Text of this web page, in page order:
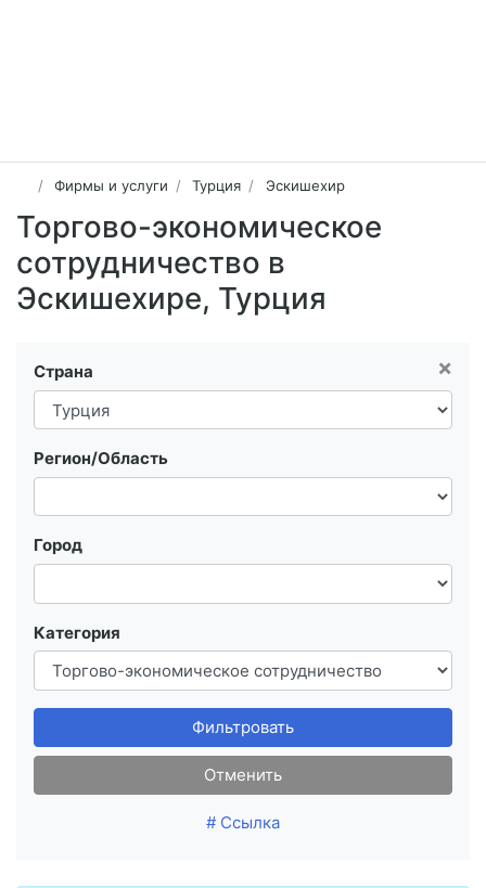
Фирмы и услуги Турция Эскишехир
Торгово-экономическое
сотрудничество в
Эскишехире, Турция
×
Страна
Регион/Область
Город
Категория
Фильтровать
Отменить
# Ссылка